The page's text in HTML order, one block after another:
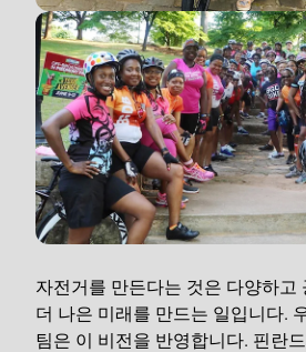
자전거를 만든다는 것은 다양하고
더 나은 미래를 만드는 일입니다.
팀은 이 비전을 반영합니다. 핀란